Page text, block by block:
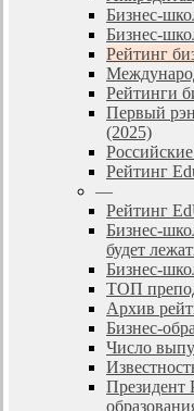
Бизнес-
Бизнес-
Рейтинг
Рейтинги
Первый
(2025)
Рейтинг
—
Рейтинг
Бизнес-
будет
Бизнес-
ТОП
Архив
Бизнес-
Число
Президент